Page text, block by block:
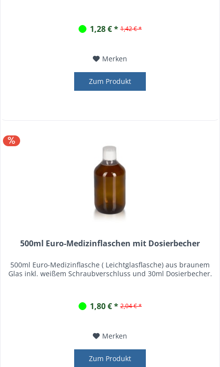
1,28 € * 1,42 € *
Merken
Zum Produkt
500ml Euro-Medizinflaschen mit Dosierbecher
500ml Euro-Medizinflasche ( Leichtglasflasche) aus braunem
Glas inkl. weißem Schraubverschluss und 30ml Dosierbecher.
1,80 € * 2,04 € *
Merken
Zum Produkt